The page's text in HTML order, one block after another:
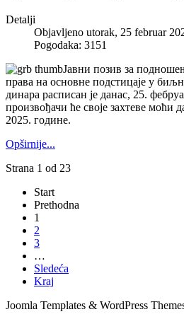
Detalji
Objavljeno utorak, 25 februar
Pogodaka: 3151
Јавни позив за
права на основне подстицаје у
динара расписан је данас, 25.
произвођачи ће своје захтеве моћи
2025. године.
Opširnije...
Strana 1 od 23
Start
Prethodna
1
2
3
…
Sledeća
Kraj
Joomla Templates & WordPress